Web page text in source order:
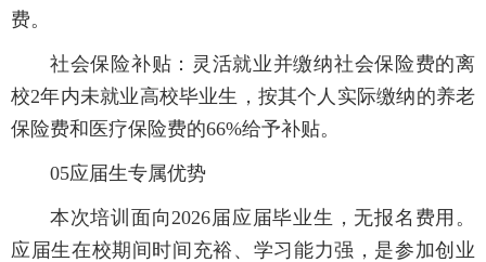
费。
社会保险补贴：灵活就业并缴纳社会保险费的离
校2年内未就业高校毕业生，按其个人实际缴纳的养老
保险费和医疗保险费的66%给予补贴。
05应届生专属优势
本次培训面向2026届应届毕业生，无报名费用。
应届生在校期间时间充裕、学习能力强，是参加创业